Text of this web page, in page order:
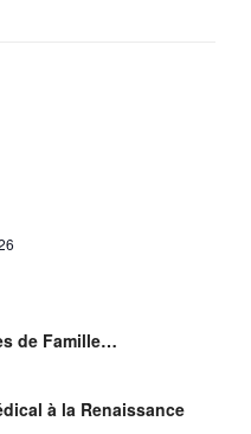
de Famille…
à la Renaissance